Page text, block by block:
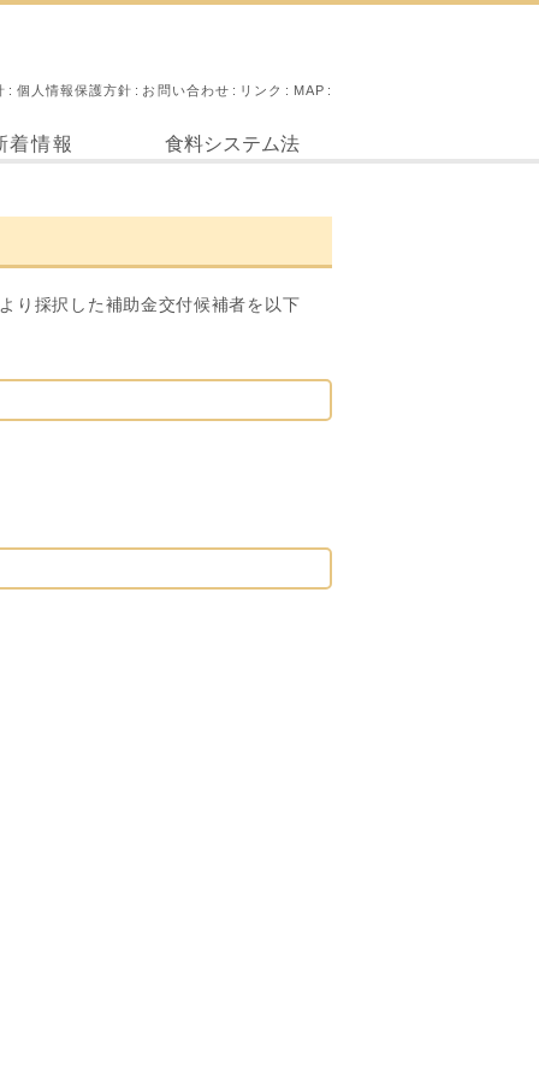
個人情報保護方針 お問い合わせ リンク MAP
着情報 食料システム法
り採択した補助金交付候補者を以下